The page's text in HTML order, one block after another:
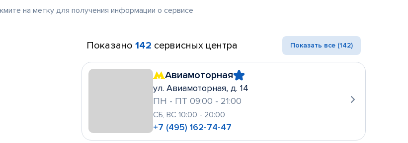
на метку для получения информации о сервисе
Показано 142 сервисных центра Показать все (142)
Авиамоторная
ул. Авиамоторная, д. 14
ПН - ПТ 09:00 - 21:00
СБ, ВС 10:00 - 20:00
+7 (495) 162-74-47